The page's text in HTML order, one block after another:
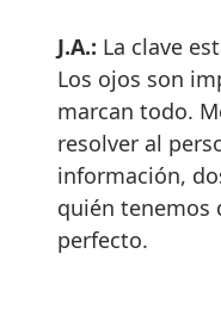
J.A.: La clave
Los ojos son
marcan todo.
resolver al
información,
quién tenemos
perfecto.